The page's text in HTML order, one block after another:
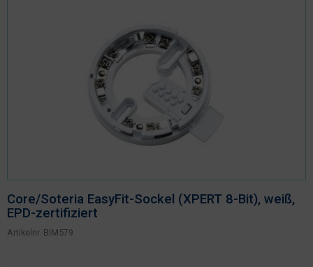
Core/Soteria EasyFit-Sockel (XPERT 8-Bit), weiß,
EPD-zertifiziert
Artikelnr. BIM579